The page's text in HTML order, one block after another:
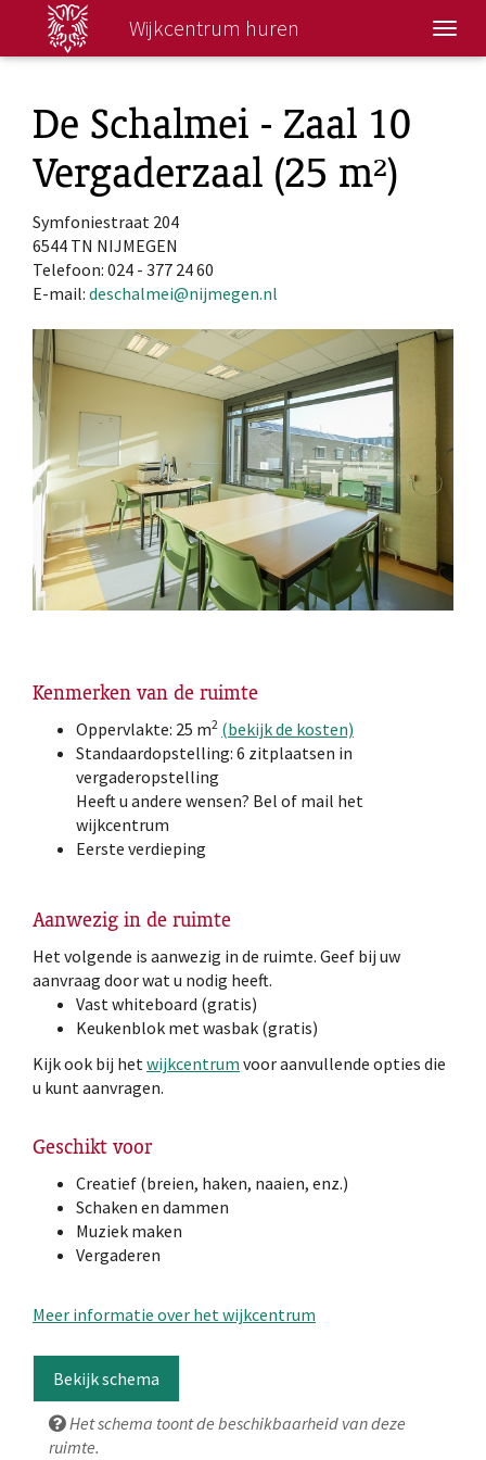
Wissel
Wijkcentrum huren
De Schalmei - Zaal 10
Vergaderzaal (25 m²)
Symfoniestraat 204
6544 TN NIJMEGEN
Telefoon: 024 - 377 24 60
E-mail: deschalmei@nijmegen.nl
Kenmerken van de ruimte
Oppervlakte: 25 m2 (bekijk de kosten)
Standaardopstelling: 6 zitplaatsen in
vergaderopstelling
Heeft u andere wensen? Bel of mail het
wijkcentrum
Eerste verdieping
Aanwezig in de ruimte
Het volgende is aanwezig in de ruimte. Geef bij uw
aanvraag door wat u nodig heeft.
Vast whiteboard (gratis)
Keukenblok met wasbak (gratis)
Kijk ook bij het wijkcentrum voor aanvullende opties die
u kunt aanvragen.
Geschikt voor
Creatief (breien, haken, naaien, enz.)
Schaken en dammen
Muziek maken
Vergaderen
Meer informatie over het wijkcentrum
Bekijk schema
Het schema toont de beschikbaarheid van deze
ruimte.